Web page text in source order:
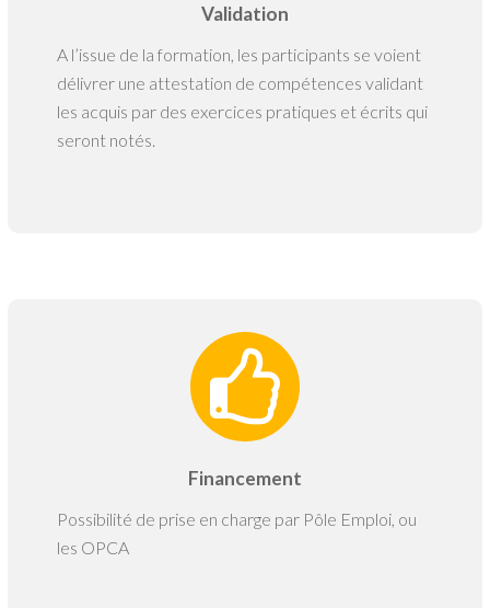
Validation
A l’issue de la formation, les participants se voient
délivrer une attestation de compétences validant
les acquis par des exercices pratiques et écrits qui
seront notés.
Financement
Possibilité de prise en charge par Pôle Emploi, ou
les OPCA